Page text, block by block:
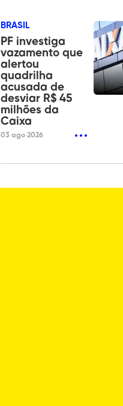
BRASIL
PF investiga
vazamento que
alertou
quadrilha
acusada de
desviar R$ 45
milhões da
Caixa
03 ago 2026